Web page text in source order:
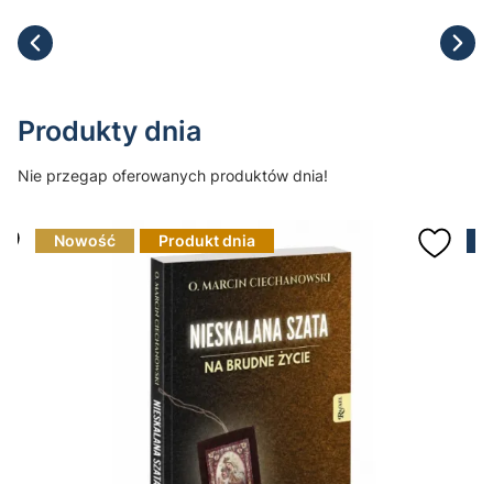
Produkty dnia
Nie przegap oferowanych produktów dnia!
Nowość Produkt dnia